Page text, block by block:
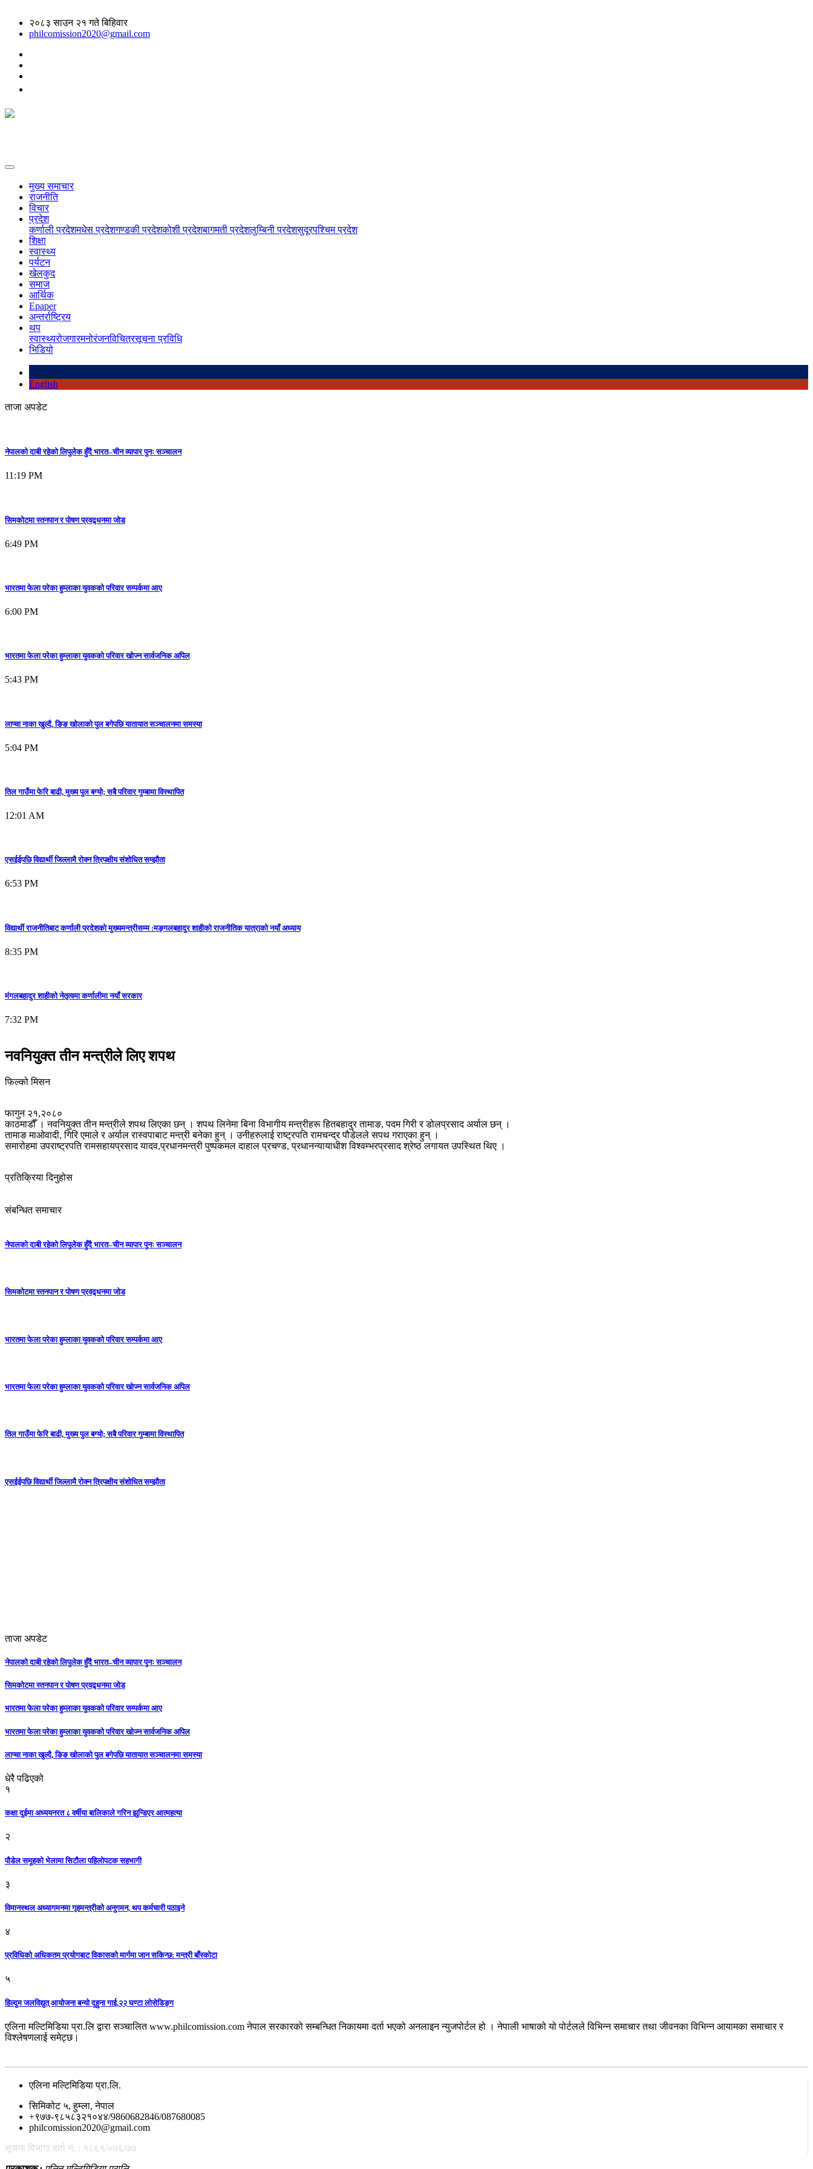
२०८३ साउन २१ गते बिहिवार
philcomission2020@gmail.com
मुख्य समाचार
राजनीति
विचार
प्रदेश
कर्णाली प्रदेशमधेस प्रदेशगण्डकी प्रदेशकोशी प्रदेशबागमती प्रदेशलुम्बिनी प्रदेशसुदूरपश्चिम प्रदेश
शिक्षा
स्वास्थ्य
पर्यटन
खेलकुद
समाज
आर्थिक
Epaper
अन्तर्राष्ट्रिय
थप
स्वास्थ्यरोजगारमनोरंजनविचित्रसूचना प्रविधि
भिडियो
English
ताजा अपडेट
नेपालको दाबी रहेको लिपुलेक हुँदै भारत–चीन व्यापार पुनः सञ्चालन
11:19 PM
सिमकोटमा स्तनपान र पोषण प्रवद्र्धनमा जोड
6:49 PM
भारतमा फेला परेका हुम्लाका युवकको परिवार सम्पर्कमा आए
6:00 PM
भारतमा फेला परेका हुम्लाका युवकको परिवार खोज्न सार्वजनिक अपिल
5:43 PM
लाप्चा नाका खुल्दै, ङिङ खोलाको पुल बगेपछि यातायात सञ्चालनमा समस्या
5:04 PM
तिल गाउँमा फेरि बाढी, मुख्य पुल बग्यो; सबै परिवार गुम्बामा विस्थापित
12:01 AM
एसईईपछि विद्यार्थी जिल्लामै रोक्न त्रिपक्षीय संशोधित सम्झौता
6:53 PM
विद्यार्थी राजनीतिबाट कर्णाली प्रदेशको मुख्यमन्त्रीसम्म :मङ्गलबहादुर शाहीको राजनीतिक यात्राको नयाँ अध्याय
8:35 PM
मंगलबहादुर शाहीको नेतृत्वमा कर्णालीमा नयाँ सरकार
7:32 PM
नवनियुक्त तीन मन्त्रीले लिए शपथ
फिल्को मिसन
फागुन २१,२०८०
काठमाडौँ । नवनियुक्त तीन मन्त्रीले शपथ लिएका छन् । शपथ लिनेमा बिना विभागीय मन्त्रीहरू हितबहादुर तामाङ, पदम गिरी र डोलप्रसाद अर्याल छन् ।
तामाङ माओवादी, गिरि एमाले र अर्याल रास्वपाबाट मन्त्री बनेका हुन् । उनीहरुलाई राष्ट्रपति रामचन्द्र पौडेलले सपथ गराएका हुन् ।
समारोहमा उपराष्ट्रपति रामसहायप्रसाद यादव,प्रधानमन्त्री पुष्पकमल दाहाल प्रचण्ड, प्रधानन्यायाधीश विश्वम्भरप्रसाद श्रेष्ठ लगायत उपस्थित थिए ।
प्रतिक्रिया दिनुहोस
संबन्धित समाचार
नेपालको दाबी रहेको लिपुलेक हुँदै भारत–चीन व्यापार पुनः सञ्चालन
सिमकोटमा स्तनपान र पोषण प्रवद्र्धनमा जोड
भारतमा फेला परेका हुम्लाका युवकको परिवार सम्पर्कमा आए
भारतमा फेला परेका हुम्लाका युवकको परिवार खोज्न सार्वजनिक अपिल
तिल गाउँमा फेरि बाढी, मुख्य पुल बग्यो; सबै परिवार गुम्बामा विस्थापित
एसईईपछि विद्यार्थी जिल्लामै रोक्न त्रिपक्षीय संशोधित सम्झौता
ताजा अपडेट
नेपालको दाबी रहेको लिपुलेक हुँदै भारत–चीन व्यापार पुनः सञ्चालन
सिमकोटमा स्तनपान र पोषण प्रवद्र्धनमा जोड
भारतमा फेला परेका हुम्लाका युवकको परिवार सम्पर्कमा आए
भारतमा फेला परेका हुम्लाका युवकको परिवार खोज्न सार्वजनिक अपिल
लाप्चा नाका खुल्दै, ङिङ खोलाको पुल बगेपछि यातायात सञ्चालनमा समस्या
धेरै पढिएको
१
कक्षा दुईमा अध्ययनरत ८ वर्षीया बालिकाले गरिन झुन्डिएर आत्महत्या
२
पौडेल समूहको भेलामा सिटौला पहिलोपटक सहभागी
३
विमानस्थल अध्यागमनमा गृहमन्त्रीको अनुगमन, थप कर्मचारी पठाइने
४
प्रविधिको अधिकतम प्रयोगबाट विकासको मार्गमा जान सकिन्छ: मन्त्री बाँस्कोटा
५
हिल्दुम जलविद्युत् आयोजना बन्यो दुहुना गाई,२२ घण्टा लोसेडिङ्ग
एलिना मल्टिमिडिया प्रा.लि द्वारा सञ्चालित www.philcomission.com नेपाल सरकारको सम्बन्धित निकायमा दर्ता भएको अनलाइन न्युजपोर्टल हो । नेपाली भाषाको यो पोर्टलले विभिन्न समाचार तथा जीवनका विभिन्न आयामका समाचार र
विश्लेषणलाई समेट्छ।
एलिना मल्टिमिडिया प्रा.लि.
सिमिकोट ५, हुम्ला, नेपाल
+९७७-९८५८३२१०४४/9860682846/087680085
philcomission2020@gmail.com
सूचना विभागा दर्ता नं. : १८६१/०७६/७७